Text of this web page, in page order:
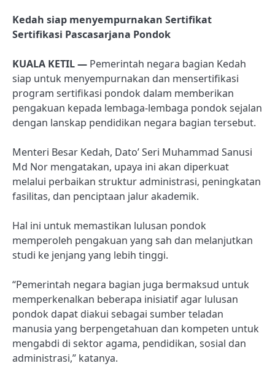
Kedah siap menyempurnakan Sertifikat
Sertifikasi Pascasarjana Pondok
KUALA KETIL — Pemerintah negara bagian Kedah
siap untuk menyempurnakan dan mensertifikasi
program sertifikasi pondok dalam memberikan
pengakuan kepada lembaga-lembaga pondok sejalan
dengan lanskap pendidikan negara bagian tersebut.
Menteri Besar Kedah, Dato’ Seri Muhammad Sanusi
Md Nor mengatakan, upaya ini akan diperkuat
melalui perbaikan struktur administrasi, peningkatan
fasilitas, dan penciptaan jalur akademik.
Hal ini untuk memastikan lulusan pondok
memperoleh pengakuan yang sah dan melanjutkan
studi ke jenjang yang lebih tinggi.
“Pemerintah negara bagian juga bermaksud untuk
memperkenalkan beberapa inisiatif agar lulusan
pondok dapat diakui sebagai sumber teladan
manusia yang berpengetahuan dan kompeten untuk
mengabdi di sektor agama, pendidikan, sosial dan
administrasi,” katanya.